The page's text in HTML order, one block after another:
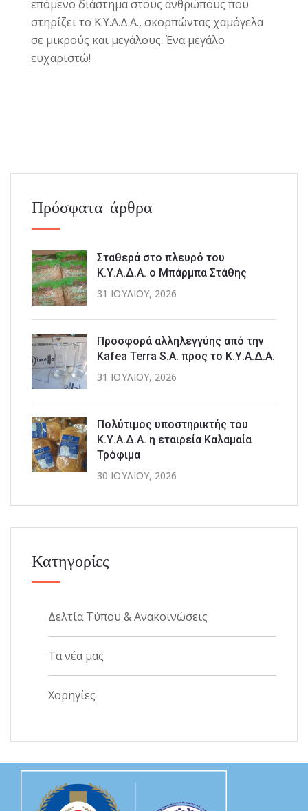
επόμενο διάστημα στους ανθρώπους που
στηρίζει το Κ.Υ.Α.Δ.Α., σκορπώντας χαμόγελα
σε μικρούς και μεγάλους. Ένα μεγάλο
ευχαριστώ!
Πρόσφατα άρθρα
Σταθερά στο πλευρό του
Κ.Υ.Α.Δ.Α. ο Μπάρμπα Στάθης
31 ΙΟΥΛΊΟΥ, 2026
Προσφορά αλληλεγγύης από την
Kafea Terra S.A. προς το Κ.Υ.Α.Δ.Α.
31 ΙΟΥΛΊΟΥ, 2026
Πολύτιμος υποστηρικτής του
Κ.Υ.Α.Δ.Α. η εταιρεία Καλαμαία
Τρόφιμα
30 ΙΟΥΛΊΟΥ, 2026
Κατηγορίες
Δελτία Τύπου & Ανακοινώσεις
Τα νέα μας
Χορηγίες